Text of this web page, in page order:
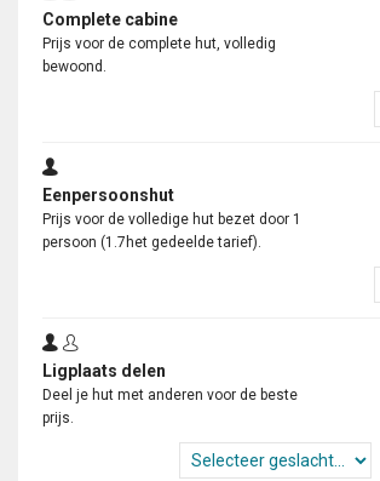
Complete cabine
Prijs voor de complete hut, volledig
bewoond.
Eenpersoonshut
Prijs voor de volledige hut bezet door 1
persoon (1.7het gedeelde tarief).
Ligplaats delen
Deel je hut met anderen voor de beste
prijs.